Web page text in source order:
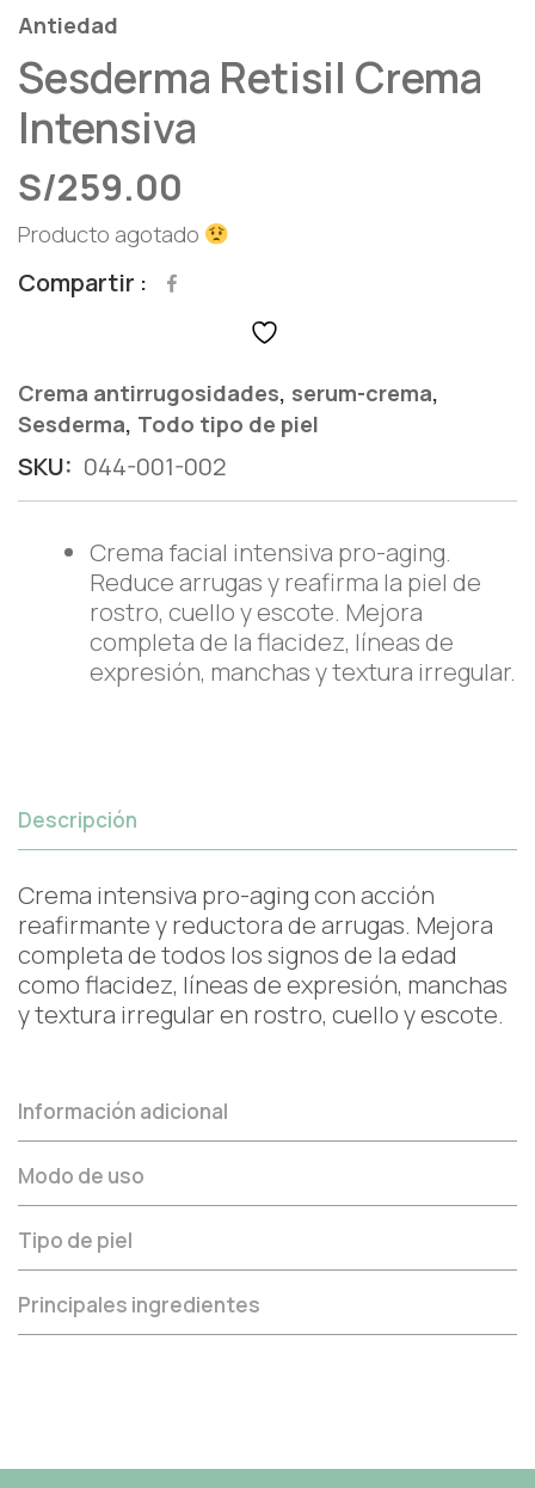
Antiedad
Sesderma Retisil Crema
Intensiva
S/259.00
Producto agotado
Compartir
Crema antirrugosidades, serum-crema,
Sesderma, Todo tipo de piel
SKU: 044-001-002
Crema facial intensiva pro-aging.
Reduce arrugas y reafirma la piel de
rostro, cuello y escote. Mejora
completa de la flacidez, líneas de
expresión, manchas y textura irregular.
Descripción
Crema intensiva pro-aging con acción
reafirmante y reductora de arrugas. Mejora
completa de todos los signos de la edad
como flacidez, líneas de expresión, manchas
y textura irregular en rostro, cuello y escote.
Información adicional
Modo de uso
Tipo de piel
Principales ingredientes